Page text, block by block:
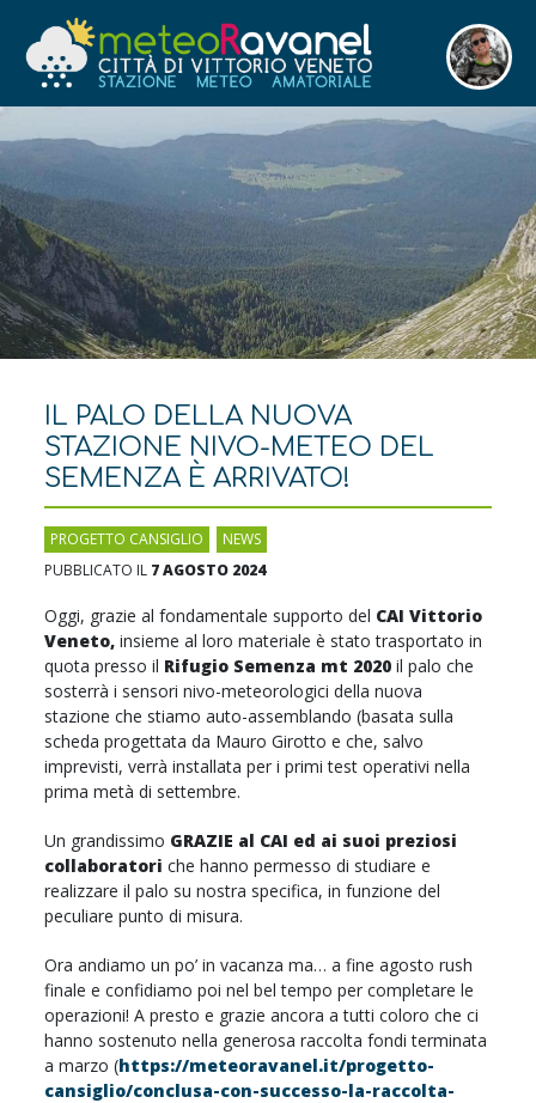
IL PALO DELLA NUOVA
STAZIONE NIVO-METEO DEL
SEMENZA È ARRIVATO!
PROGETTO CANSIGLIO
NEWS
PUBBLICATO IL 7 AGOSTO 2024
Oggi, grazie al fondamentale supporto del CAI Vittorio
Veneto, insieme al loro materiale è stato trasportato in
quota presso il Rifugio Semenza mt 2020 il palo che
sosterrà i sensori nivo-meteorologici della nuova
stazione che stiamo auto-assemblando (basata sulla
scheda progettata da Mauro Girotto e che, salvo
imprevisti, verrà installata per i primi test operativi nella
prima metà di settembre.
Un grandissimo GRAZIE al CAI ed ai suoi preziosi
collaboratori che hanno permesso di studiare e
realizzare il palo su nostra specifica, in funzione del
peculiare punto di misura.
Ora andiamo un po’ in vacanza ma… a fine agosto rush
finale e confidiamo poi nel bel tempo per completare le
operazioni! A presto e grazie ancora a tutti coloro che ci
hanno sostenuto nella generosa raccolta fondi terminata
a marzo (https://meteoravanel.it/progetto-
cansiglio/conclusa-con-successo-la-raccolta-